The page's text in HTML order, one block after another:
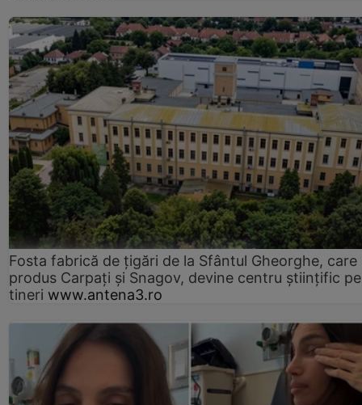
Fosta fabrică de țigări de la Sfântul Gheorghe, care
produs Carpați și Snagov, devine centru științific
tineri www.antena3.ro